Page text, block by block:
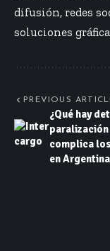
difusión, redes
soluciones
PREVIOUS
¿Qué hay
paralización
complica
en